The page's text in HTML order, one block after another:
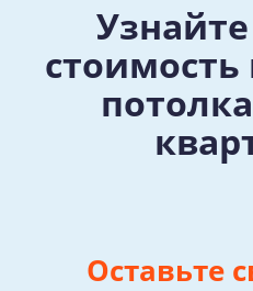
Оставьте